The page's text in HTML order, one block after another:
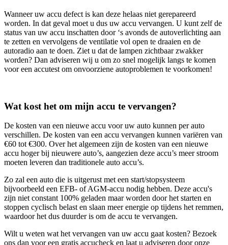
Wanneer uw accu defect is kan deze helaas niet gerepareerd
worden. In dat geval moet u dus uw accu vervangen. U kunt zelf de
status van uw accu inschatten door ‘s avonds de autoverlichting aan
te zetten en vervolgens de ventilatie vol open te draaien en de
autoradio aan te doen. Ziet u dat de lampen zichtbaar zwakker
worden? Dan adviseren wij u om zo snel mogelijk langs te komen
voor een accutest om onvoorziene autoproblemen te voorkomen!
Wat kost het om mijn accu te vervangen?
De kosten van een nieuwe accu voor uw auto kunnen per auto
verschillen. De kosten van een accu vervangen kunnen variëren van
€60 tot €300. Over het algemeen zijn de kosten van een nieuwe
accu hoger bij nieuwere auto’s, aangezien deze accu’s meer stroom
moeten leveren dan traditionele auto accu’s.
Zo zal een auto die is uitgerust met een start/stopsysteem
bijvoorbeeld een EFB- of AGM-accu nodig hebben. Deze accu's
zijn niet constant 100% geladen maar worden door het starten en
stoppen cyclisch belast en slaan meer energie op tijdens het remmen,
waardoor het dus duurder is om de accu te vervangen.
Wilt u weten wat het vervangen van uw accu gaat kosten? Bezoek
ons dan voor een gratis accucheck en laat u adviseren door onze